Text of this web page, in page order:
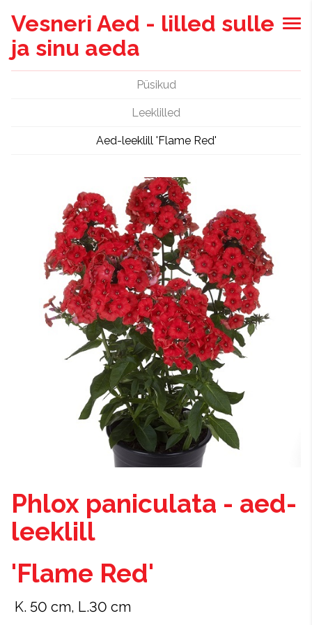
Vesneri Aed - lilled sulle
ja sinu aeda
Püsikud
Leeklilled
Aed-leeklill 'Flame Red'
Phlox paniculata - aed-
leeklill
'Flame Red'
K. 50 cm, L.30 cm